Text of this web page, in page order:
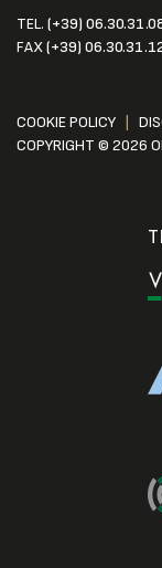
TEL. (+39)
FAX(+39)
COOKIE POLICY
COPYRIGHT © 2026